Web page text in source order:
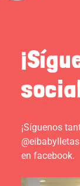
¡Síguenos
en facebook.